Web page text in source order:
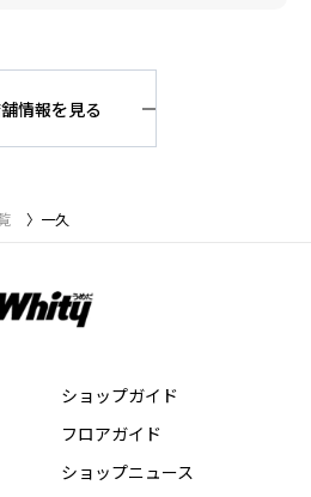
情報を見る
一久
ショップガイド
フロアガイド
ショップニュース